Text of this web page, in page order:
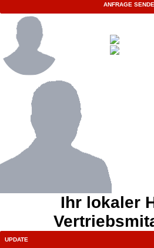
ANFRAGE
Ihr lokaler